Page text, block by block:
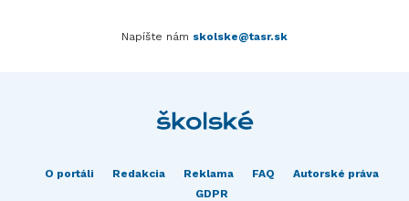
Napíšte nám skolske@tasr.sk
O portáli Redakcia Reklama FAQ
Autorské práva
GDPR